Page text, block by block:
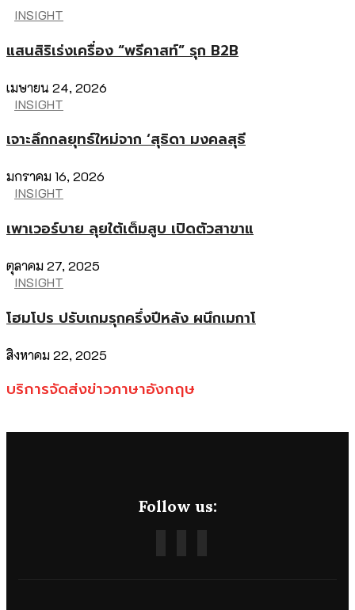
INSIGHT
แสนสิริเร่งเครื่อง “พรีคาสท์” รุก B2B
เมษายน 24, 2026
INSIGHT
เจาะลึกกลยุทธ์ใหม่จาก ‘สุธิดา มงคลสุธี
มกราคม 16, 2026
INSIGHT
เพาเวอร์บาย ลุยใต้เต็มสูบ เปิดตัวสาขาแ
ตุลาคม 27, 2025
INSIGHT
โฮมโปร ปรับเกมรุกครึ่งปีหลัง ผนึกเมกาโ
สิงหาคม 22, 2025
บริการจัดส่งข่าวภาษาอังกฤษ
Follow us: